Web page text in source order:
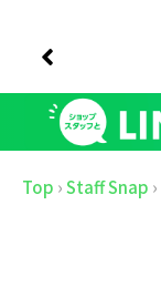
Top ›Staff Snap ›